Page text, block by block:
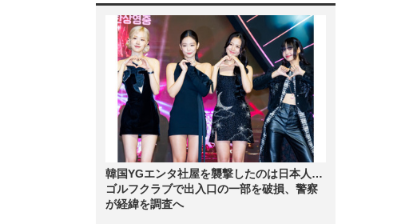
韓国YGエンタ社屋を襲撃したのは日本人…
ゴルフクラブで出入口の一部を破損、警察
が経緯を調査へ